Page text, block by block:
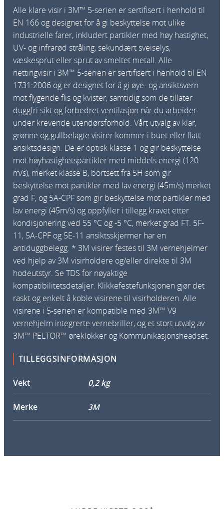
5
0
0
h
ø
r
s
e
l
v
e
r
n
g
u
l
a
n
a
l
l
Alle klare visir i 3M™ 5-serien er sertifisert i henhold til
EN 166 og designet for å gi beskyttelse mot ulike
industrielle farer, inkludert partikler med høy hastighet,
UV- og infrarød stråling, sekundært sveiselys,
væskesprut eller sprut av smeltet metall. Alle
nettingvisir i 3M™ 5-serien er sertifisert i henhold til EN
1731:2006 og er designet for å gi øye- og ansiktsvern
mot flygende flis og kvister, samtidig som de tillater
duggfri sikt og forbedret ventilasjon når du arbeider
under krevende utendørsforhold. Vårt utvalg av klar,
grønne og gullbelagte visirer kommer i buet eller flatt
ansiktsdesign. De er optisk klasse 1 og gir beskyttelse
mot høyhastighetspartikler med middels energi (120
m/s), merket klasse B, bortsett fra 5H som gir
beskyttelse mot partikler med lav energi (45m/s) merket
grad F, og 5A-CPF som gir beskyttelse mot partikler med
lav energi (45m/s) og oppfyller i tillegg kravet etter
kondisjonering ved 55 °C og -5 °C, merket grad FT. 5F-
11, 5A-CPF og 5E-11 ansiktsskjermer har en
antiduggbelegg. * 3M visirer festes til 3M vernehjelmer
ved hjelp av 3M visirholdere og/eller direkte til 3M
hodeutstyr. Se TDS for nøyaktige
kompatibilitetsdetaljer. Klikkefestefunksjonen gjør det
raskt og enkelt å koble visirene til visirholderen. Alle
visirene i 5-serien er kompatible med 3M™ V9
vernehjelm integrerte vernebriller, og et stort utvalg av
3M™ PELTOR™ øreklokker og Kommunikasjonsheadset.
TILLEGGSINFORMASJON
Vekt 0,2 kg
Merke 3M